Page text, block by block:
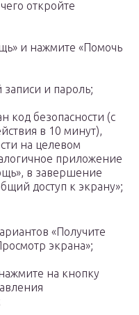
откройте
и нажмите «Помочь
записи и пароль;
код безопасности (с
в 10 минут),
на целевом
приложение
в завершение
доступ к экрану»;
«Получите
экрана»;
на кнопку